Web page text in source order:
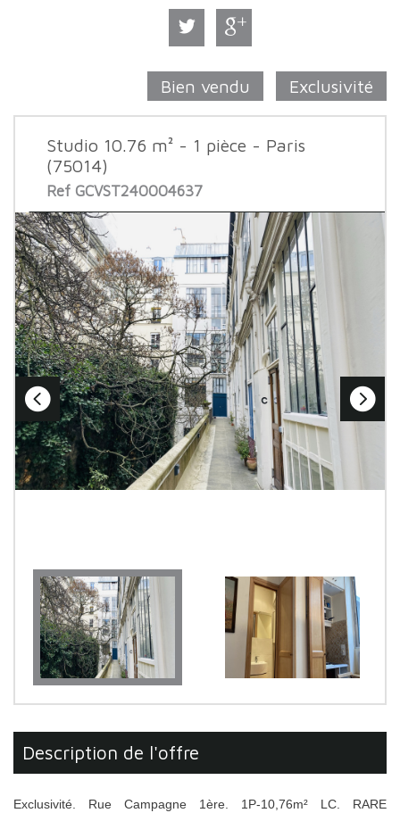
Bien vendu Exclusivité
Studio 10.76 m² - 1 pièce - Paris
(75014)
Ref GCVST240004637
description de l'offre
Exclusivité. Rue Campagne 1ère. 1P-10,76m² LC. RARE